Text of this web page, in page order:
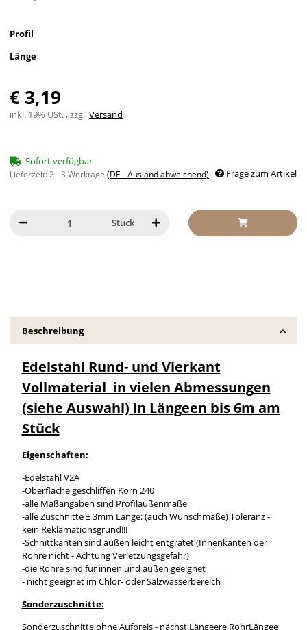
Profil
Länge
€ 3,19
inkl. 19% USt. , zzgl.Versand
Sofort verfügbar
Lieferzeit:2 - 3 Werktage (DE - Ausland abweichend) Frage zum Artikel
Stück
Beschreibung
Edelstahl Rund- und Vierkant
Vollmaterial in vielen Abmessungen
(siehe Auswahl) in Längeen bis 6m am
Stück
Eigenschaften:
-Edelstahl V2A
-Oberfläche geschliffen Korn 240
-alle Maßangaben sind Profilaußenmaße
-alle Zuschnitte ± 3mm Länge: (auch Wunschmaße) Toleranz -
kein Reklamationsgrund!!!
-Schnittkanten sind außen leicht entgratet (Innenkanten der
Rohre nicht - Achtung Verletzungsgefahr)
-die Rohre sind für innen und außen geeignet
- nicht geeignet im Chlor- oder Salzwasserbereich
Sonderzuschnitte:
Sonderzuschnitte ohne Aufpreis - nächst Längeere RohrLängee